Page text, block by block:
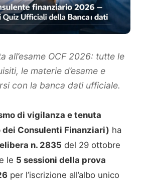
all’esame OCF 2026: tutte le
le materie d’esame e
con la banca dati ufficiale.
di vigilanza e tenuta
dei Consulenti Finanziari) ha
n. 2835 del 29 ottobre
le 5 sessioni della prova
per l’iscrizione all’albo unico